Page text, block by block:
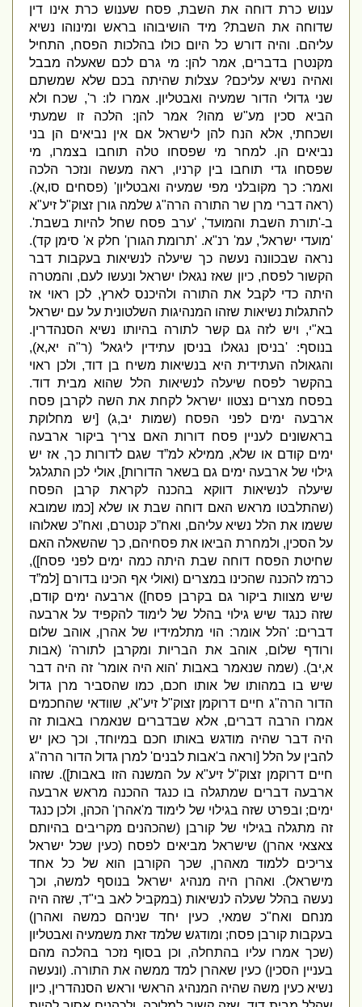
ענוש כרת דוחה את השבת,פסח שענוש כרת אינו דין
שדוחה את השבת?מיד הושיבוהו בראש ומינוהו נשיא
עליהם.והיה דורש כל היום כולו בהלכות הפסח,התחיל
מקנטרן בדברים,אמר להן:מי גרם לכם שאעלה מבבל
ואהיה נשיא עליכם?עצלות שהיתה בכם שלא שמשתם
שני גדולי הדור שמעיה ואבטליון.אמרו לו :ר ',שכח ולא
הביא סכין מע"ש מהו?אמר להן:הלכה זו שמעתי
ושכחתי,אלא הנח להן לישראל אם אין נביאים הן בני
נביאים הן
.למחר מי שפסחו טלה תוחבו בצמרו,מי
שפסחו גדי תוחבו בין קרניו,ראה מעשה ונזכר הלכה
ואמר:כך מקובלני מפי שמעיה ואבטליון' (פסחים סו ,א).
ראהדברימרן שר התורה הרה"ג שלמה גורן זצוק"ל זיע"א
'תורת השבת והמועד', 'ערב פסח שחל להיות בשבת'.
מועדי ישראל',עמ'רנ "א. 'תרומת הגורן'חלק א 'סימן קד).
נראה שבכוונה נעשה כך שיעלה לנשיאות בעקבות דבר
הקשור לפסח,כיון שאז נגאלו ישראל ונעשו לעם,והמטרה
היתה כדי לקבל את התורה ולהיכנס לארץ,לכן ראוי אז
להתגלות נשיאות שזהו המנהיגות השלטונית על עם ישראל
בא"י,ויש לזה גם קשר לתורה בהיותו נשיא הסנהדרין.
בנוסף: 'בניסן נגאלו בניסן עתידין ליגאל' (
"ה יא ,א),
והגאולה העתידית היא בנשיאות משיח בן דוד,ולכן ראוי
בהקשר לפסח שיעלה לנשיאות הלל שהוא מבית דוד.
בפסח מצרים נצטוו ישראל לקחת את השה לקרבן פסח
ארבעה ימים לפני הפסח( שמות יב ,ג) [ יש מחלוקת
בראשונים לעניין פסח דורות האם צריך ביקור ארבעה
ימים קודם או שלא,ממילא למ”ד שגם לדורות כך,אז יש
גילוי של ארבעה ימים גם בשאר הדורות],אולי לכן התגלגל
שיעלה לנשיאות דווקא בהכנה לקראת קרבן הפסח
שהתלבטו מראש האם דוחה שבת או שלא[כמו שמובא
ששמו את הלל נשיא עליהם,ואח”כ קנטרם,ואח”כ שאלוהו
על הסכין,ולמחרת הביאו את פסחיהם,כך שהשאלה האם
שחיטת הפסח דוחה שבת היתה כמה ימים לפני פסח]),
כרמז להכנה שהכינו במצרים(ואולי אף הכינו בדורם[למ”ד
שיש מצוות ביקור גם בקרבן פסח])ארבעה ימים קודם,
שזה כנגד שיש גילוי בהלל של לימוד להקפיד על ארבעה
דברים: 'הלל אומר: הוי מתלמידיו של אהרן,אוהב שלום
ורודף שלום,אוהב את הבריות ומקרבן לתורה' (אבות
יב). (שמה שנאמר באבות'הוא היה אומר'זה היה דבר
שיש בו במהותו של אותו חכם,כמו שהסביר מרן גדול
הדור הרה"ג חיים דרוקמן זצוק"ל זיע"א,שוודאי שהחכמים
אמרו הרבה דברים,אלא שבדברים שנאמרו באבות זה
היה דבר שהיה מודגש באותו חכם במיוחד,וכך כאן יש
להבין על הלל[וראה ב אבות לבנים'למרן גדול הדור הרה"ג
חיים דרוקמן זצוק"ל זיע"א על המשנה הזו באבות]).שזהו
ארבעה דברים שמתגלה בו כנגד ההכנה מראש ארבעה
ימים;ובפרט שזה בגילוי של לימוד מ' אהרן'הכהן,ולכן כנגד
זה מתגלה בגילוי של קורבן(שהכהנים מקריבים בהיותם
צאצאי אהרן)שישראל מביאים לפסח(כעין שכל ישראל
צריכים ללמוד מאהרן,שכך הקורבן הוא של כל אחד
מישראל).ואהרן היה מנהיג ישראל בנוסף למשה,וכך
נעשה בהלל שעלה לנשיאות(במקביל לאב בי "ד,שזה היה
מנחם ואח"כ שמאי,כעין יחד שניהם כמשה ואהרן)
בעקבות קורבן פסח;ומודגש שלמד זאת משמעיה ואבטליון
שכך אמרו עליו בהתחלה,וכן בסוף נזכר בהלכה מהם
בעניין הסכין)כעין שאהרן למד ממשה את התורה. (ונעשה
נשיא כעין משה שהיה המנהיג הראשי וראש הסנהדרין,כיון